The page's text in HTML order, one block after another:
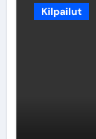
Kilpailut